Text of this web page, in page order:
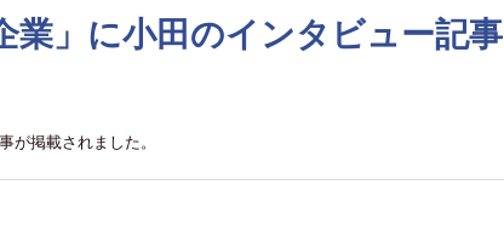
」に小田のインタビュー記事
掲載されました。